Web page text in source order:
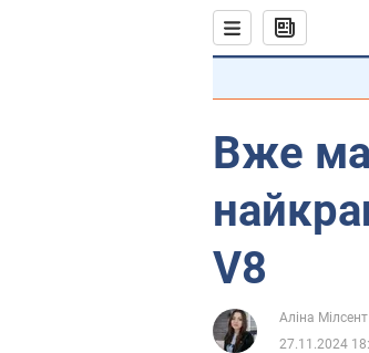
Вже
V8
Аліна Мілсент
27.11.2024